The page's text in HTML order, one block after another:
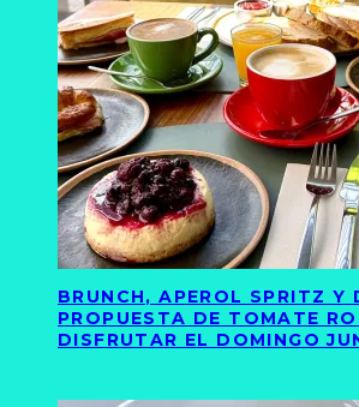
BRUNCH, APEROL SPRITZ Y
PROPUESTA DE TOMATE
DISFRUTAR EL DOMINGO